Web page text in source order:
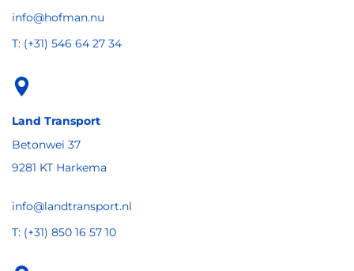
info@hofman.nu
T: (+31) 546 64 27 34
Land Transport
Betonwei 37
9281 KT Harkema
info@landtransport.nl
T: (+31) 850 16 57 10